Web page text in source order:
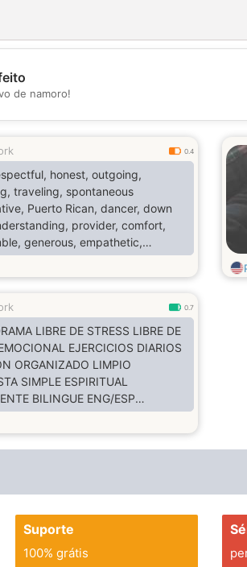
de namoro!
0.4
honest, outgoing,
traveling, spontaneous
Puerto Rican, dancer, down
provider, comfort,
generous, empathetic,
0.7
LIBRE DE STRESS LIBRE DE
EJERCICIOS DIARIOS
ORGANIZADO LIMPIO
SIMPLE ESPIRITUAL
BILINGUE ENG/ESP
DE VIDA SALUDABLE
Suporte
100% grátis